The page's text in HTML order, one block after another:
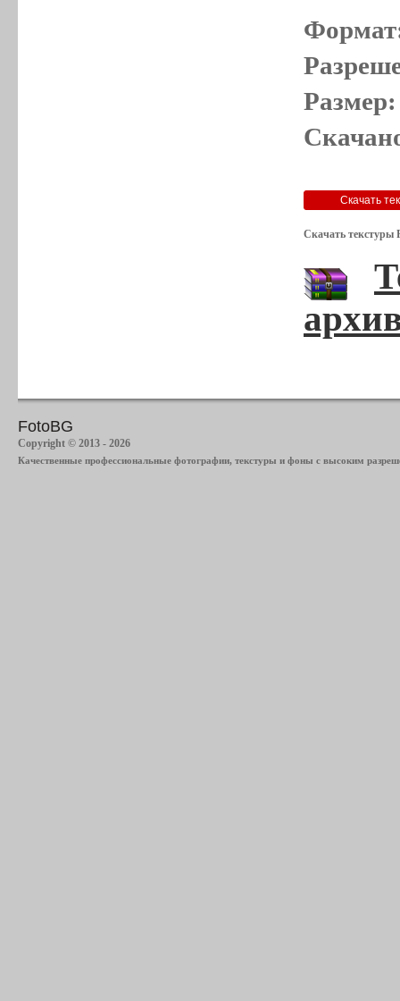
Скачать текстуры
FotoBG
Copyright © 2013 - 2026
Качественные профессиональные фотографии, текстуры и фоны с высоким